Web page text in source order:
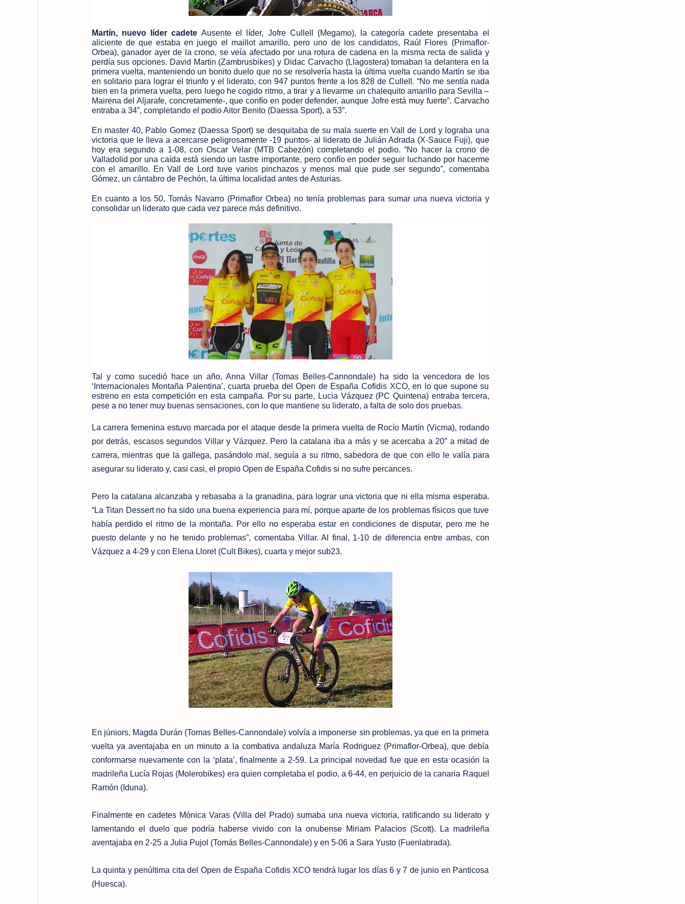
Martín, nuevo líder cadeteAusente el líder, Jofre Cullell (Megamo), la categoría cadete presentaba el
aliciente de que estaba en juego el maillot amarillo, pero uno de los candidatos, Raúl Flores (Primaflor-
Orbea), ganador ayer de la crono, se veía afectado por una rotura de cadena en la misma recta de salida y
perdía sus opciones. David Martin (Zambrusbikes) y Didac Carvacho (Llagostera) tomaban la delantera en la
primera vuelta, manteniendo un bonito duelo que no se resolvería hasta la última vuelta cuando Martín se iba
en solitario para lograr el triunfo y el liderato, con 947 puntos frente a los 828 de Cullell. “No me sentía nada
bien en la primera vuelta, pero luego he cogido ritmo, a tirar y a llevarme un chalequito amarillo para Sevilla –
Mairena del Aljarafe, concretamente-, que confío en poder defender, aunque Jofre está muy fuerte”. Carvacho
entraba a 34”, completando el podio Aitor Benito (Daessa Sport), a 53”.
En master 40, Pablo Gomez (Daessa Sport) se desquitaba de su mala suerte en Vall de Lord y lograba una
victoria que le lleva a acercarse peligrosamente -19 puntos- al liderato de Julián Adrada (X-Sauce Fuji), que
hoy era segundo a 1-08, con Oscar Velar (MTB Cabezón) completando el podio. “No hacer la crono de
Valladolid por una caída está siendo un lastre importante, pero confío en poder seguir luchando por hacerme
con el amarillo. En Vall de Lord tuve varios pinchazos y menos mal que pude ser segundo”, comentaba
Gómez, un cántabro de Pechón, la última localidad antes de Asturias.
En cuanto a los 50, Tomás Navarro (Primaflor Orbea) no tenía problemas para sumar una nueva victoria y
consolidar un liderato que cada vez parece más definitivo.
Tal y como sucedió hace un año, Anna Villar (Tomas Belles-Cannondale) ha sido la vencedora de los
‘Internacionales Montaña Palentina’, cuarta prueba del Open de España Cofidis XCO, en lo que supone su
estreno en esta competición en esta campaña. Por su parte, Lucia Vázquez (PC Quintena) entraba tercera,
pese a no tener muy buenas sensaciones, con lo que mantiene su liderato, a falta de solo dos pruebas.
La carrera femenina estuvo marcada por el ataque desde la primera vuelta de Rocío Martín (Vicma), rodando
por detrás, escasos segundos Villar y Vázquez. Pero la catalana iba a más y se acercaba a 20” a mitad de
carrera, mientras que la gallega, pasándolo mal, seguía a su ritmo, sabedora de que con ello le valía para
asegurar su liderato y, casi casi, el propio Open de España Cofidis si no sufre percances.
Pero la catalana alcanzaba y rebasaba a la granadina, para lograr una victoria que ni ella misma esperaba.
“La Titan Dessert no ha sido una buena experiencia para mí, porque aparte de los problemas físicos que tuve
había perdido el ritmo de la montaña. Por ello no esperaba estar en condiciones de disputar, pero me he
puesto delante y no he tenido problemas”, comentaba Villar. Al final, 1-10 de diferencia entre ambas, con
Vázquez a 4-29 y con Elena Lloret (Cult Bikes), cuarta y mejor sub23.
En júniors, Magda Durán (Tomas Belles-Cannondale) volvía a imponerse sin problemas, ya que en la primera
vuelta ya aventajaba en un minuto a la combativa andaluza María Rodriguez (Primaflor-Orbea), que debía
conformarse nuevamente con la ‘plata’, finalmente a 2-59. La principal novedad fue que en esta ocasión la
madrileña Lucía Rojas (Molerobikes) era quien completaba el podio, a 6-44, en perjuicio de la canaria Raquel
Ramón (Iduna).
Finalmente en cadetes Mónica Varas (Villa del Prado) sumaba una nueva victoria, ratificando su liderato y
lamentando el duelo que podría haberse vivido con la onubense Miriam Palacios (Scott). La madrileña
aventajaba en 2-25 a Julia Pujol (Tomás Belles-Cannondale) y en 5-06 a Sara Yusto (Fuenlabrada).
La quinta y penúltima cita del Open de España Cofidis XCO tendrá lugar los días 6 y 7 de junio en Panticosa
(Huesca).